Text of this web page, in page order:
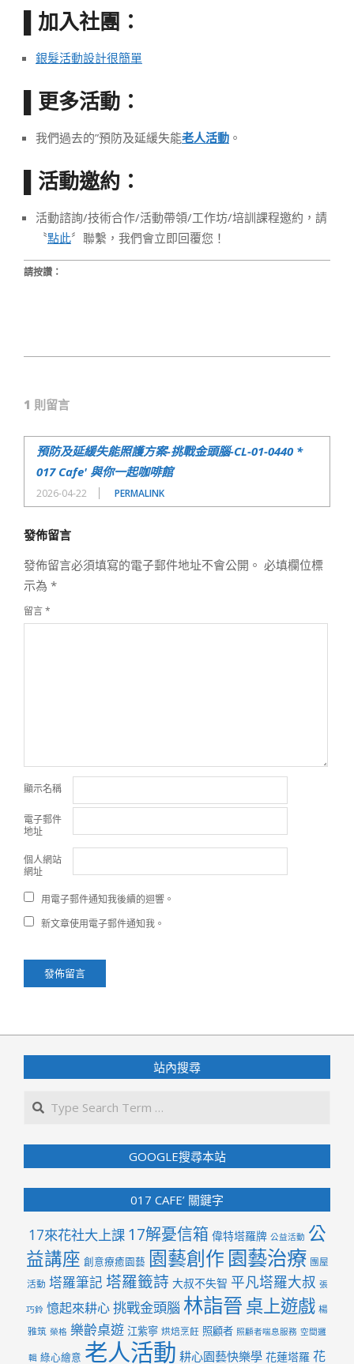
加入社團：
銀髮活動設計很簡單
更多活動：
我們過去的”預防及延緩失能老人活動 。
活動邀約：
活動諮詢/技術合作/活動帶領/工作坊/培訓課程邀約，請
〝點此〞聯繫，我們會立即回覆您！
請按讚：
19
1 則留言
預防及延緩失能照護方案-挑戰金頭腦-CL-01-0440 *
017 Cafe' 與你一起咖啡館
2026-04-22 PERMALINK
發佈留言
發佈留言必須填寫的電子郵件地址不會公開。 必填欄位標
示為 *
留言*
顯示名稱
電子郵件
地址
個人網站
網址
用電子郵件通知我後續的迴響。
新文章使用電子郵件通知我。
站內搜尋
GOOGLE搜尋本站
017 CAFE’ 關鍵字
17來花社大上課 17解憂信箱 偉特塔羅牌 公益活動 公
益講座 創意療癒園藝 園藝創作 園藝治療 團屋
活動 塔羅筆記 塔羅籤詩 大叔不失智 平凡塔羅大叔 張
巧鈴 憶起來耕心挑戰金頭腦 林詣晉桌上遊戲 楊
雅筑 榮格 樂齡桌遊 江紫寧 烘焙烹飪 照顧者 照顧者喘息服務 空間邏
輯 綠心繪意 老人活動 耕心園藝快樂學 花蓮塔羅 花